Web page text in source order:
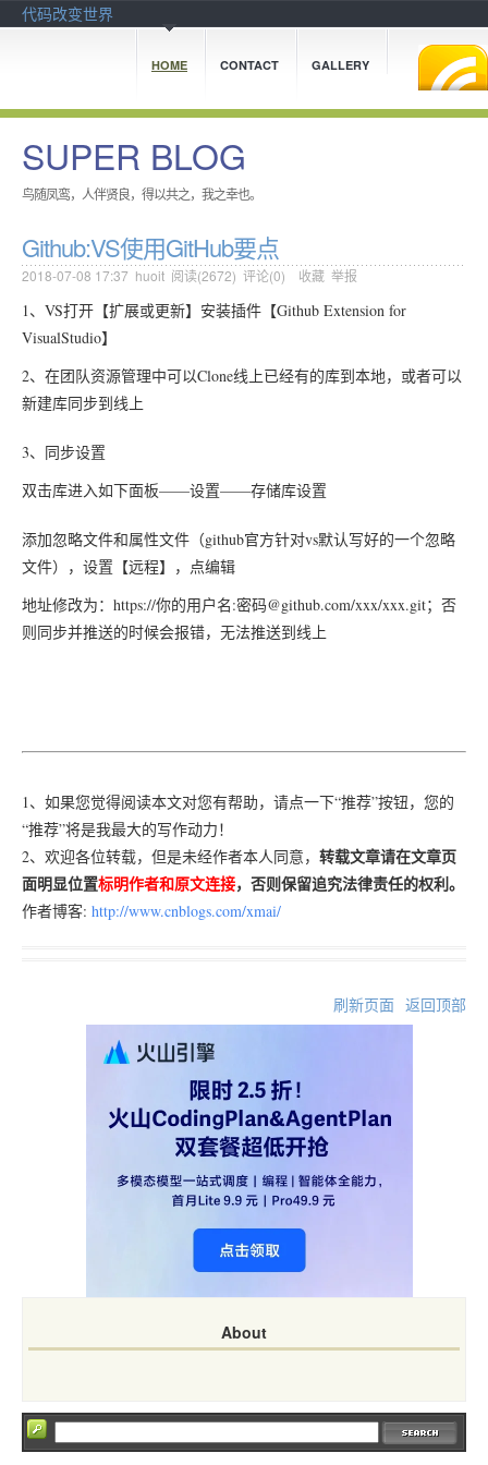
代码改变世界
HOME CONTACT GALLERY
SUPER BLOG
鸟随凤鸾，人伴贤良，得以共之，我之幸也。
Github:VS使用GitHub要点
2018-07-08 17:37 huoit 阅读(2672) 评论(0) 收藏 举报
1、VS打开【扩展或更新】安装插件【Github Extension for
VisualStudio】
2、在团队资源管理中可以Clone线上已经有的库到本地，或者可以
新建库同步到线上
3、同步设置
双击库进入如下面板——设置——存储库设置
添加忽略文件和属性文件（github官方针对vs默认写好的一个忽略
文件），设置【远程】，点编辑
地址修改为：https://你的用户名:密码@github.com/xxx/xxx.git；否
则同步并推送的时候会报错，无法推送到线上
1、如果您觉得阅读本文对您有帮助，请点一下“推荐”按钮，您的
“推荐”将是我最大的写作动力！
2、欢迎各位转载，但是未经作者本人同意， 转载文章请在文章页
面明显位置标明作者和原文连接，否则保留追究法律责任的权利。
作者博客: http://www.cnblogs.com/xmai/
刷新页面 返回顶部
About